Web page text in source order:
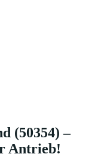
(50354) –
Antrieb!